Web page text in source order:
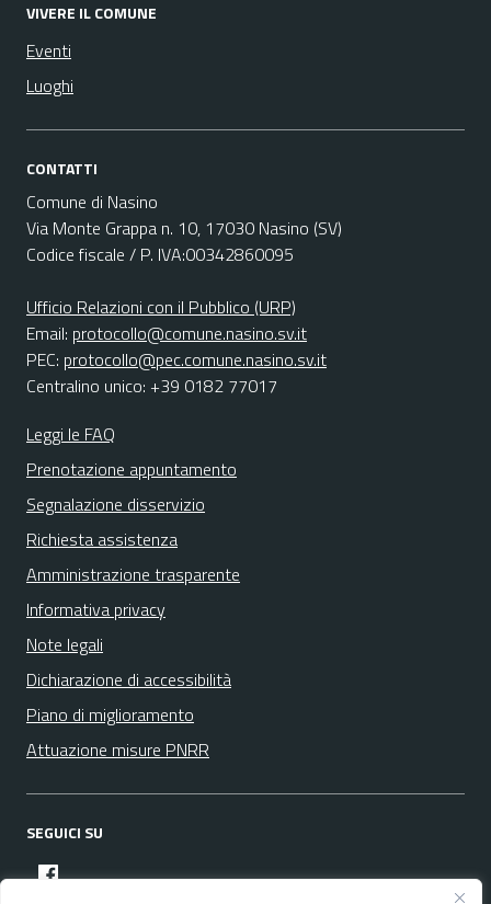
VIVERE IL COMUNE
Eventi
Luoghi
CONTATTI
Comune di Nasino
Via Monte Grappa n. 10, 17030 Nasino (SV)
Codice fiscale / P. IVA:00342860095
Ufficio Relazioni con il Pubblico (URP)
Email: protocollo@comune.nasino.sv.it
PEC: protocollo@pec.comune.nasino.sv.it
Centralino unico: +39 0182 77017
Leggi le FAQ
Prenotazione appuntamento
Segnalazione disservizio
Richiesta assistenza
Amministrazione trasparente
Informativa privacy
Note legali
Dichiarazione di accessibilità
Piano di miglioramento
Attuazione misure PNRR
SEGUICI SU
facebook